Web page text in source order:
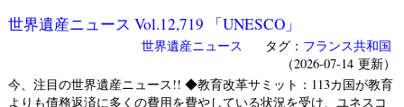
世界遺産ニュース Vol.12,719 「UNESCO」
世界遺産ニュース タグ： フランス共和国
（2026-07-14 更新）
今、注目の世界遺産ニュース!! ◆教育改革サミット：113カ国が教育
よりも債務返済に多くの費用を費やしている状況を受け、ユネスコ